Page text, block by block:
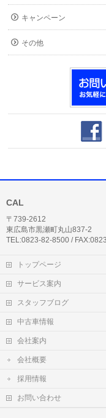
キャンペーン
その他
CAL
〒739-2612
東広島市黒瀬町丸山837-2
TEL:0823-82-8500 /
トップページ
サービス案内
スタッフブログ
中古車情報
会社案内
会社概要
採用情報
お問い合わせ